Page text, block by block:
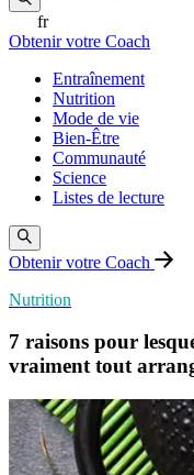
fr
Obtenir votre Coach
Entraînement
Nutrition
Mode de vie
Bien-Être
Communauté
Science
Listes de lecture
Obtenir votre Coach
Nutrition
7 raisons pour
vraiment tout